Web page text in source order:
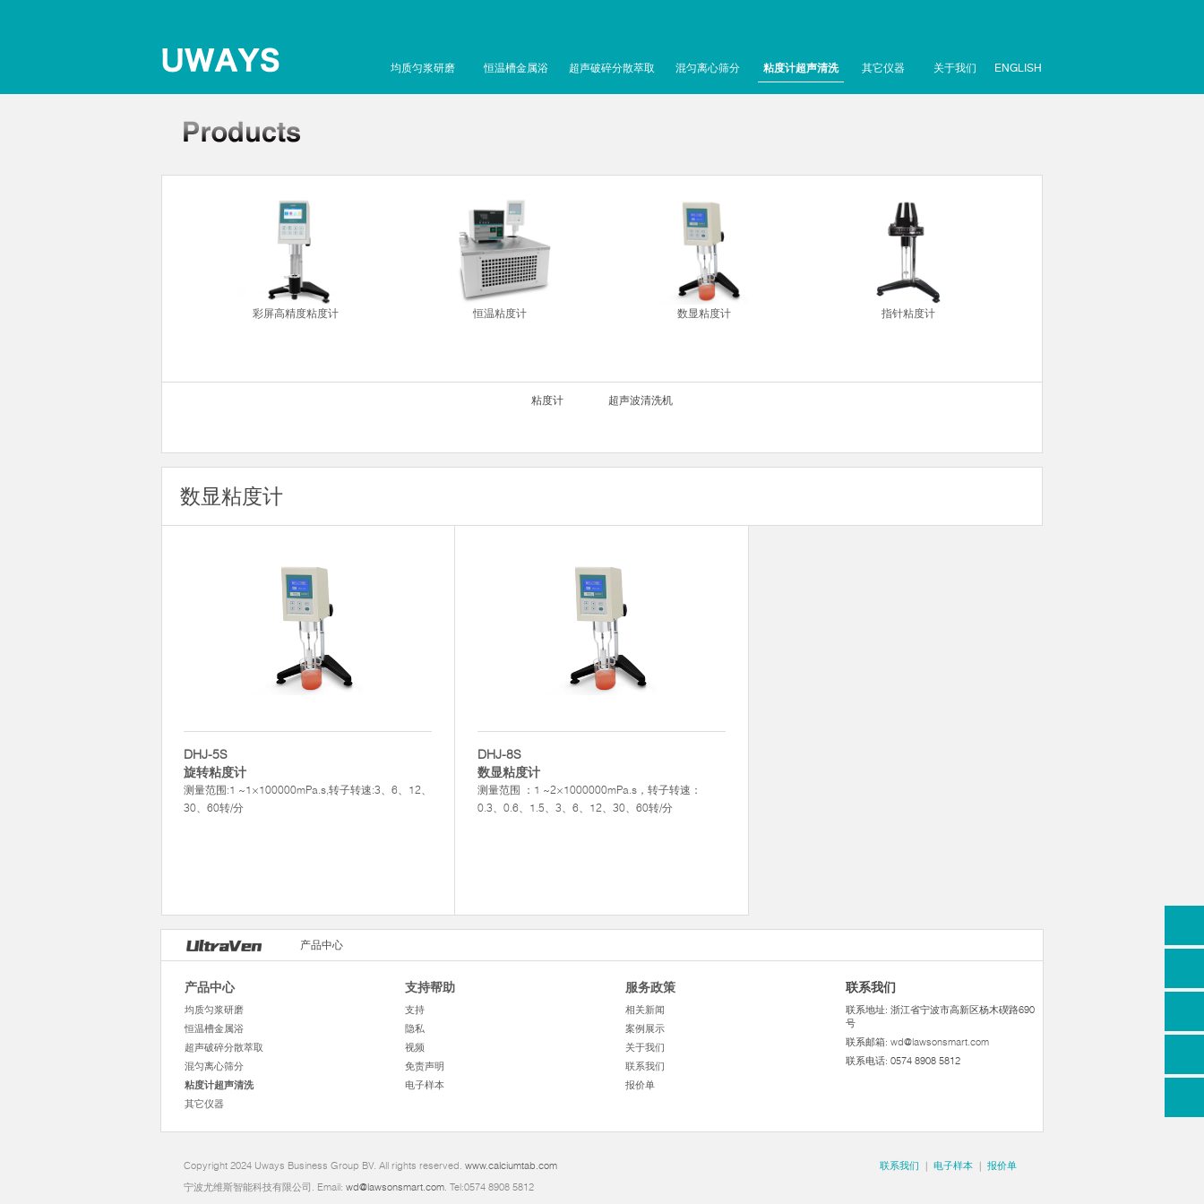
均质匀浆研磨 恒温槽金属浴 超声破碎分散萃取 混匀离心筛分 粘度计超声清洗 其它仪器 关于我们 ENGLISH
彩屏高精度粘度计 恒温粘度计 数显粘度计 指针粘度计
粘度计 超声波清洗机
数显粘度计
DHJ-5S
旋转粘度计
测量范围:1 ~1×100000mPa.s,转子转速:3、6、12、
30、60转/分
DHJ-8S
数显粘度计
测量范围 ：1 ~2×1000000mPa.s，转子转速：
0.3、0.6、1.5、3、6、12、30、60转/分
产品中心
产品中心
均质匀浆研磨
恒温槽金属浴
超声破碎分散萃取
混匀离心筛分
粘度计超声清洗
其它仪器
支持帮助
支持
隐私
视频
免责声明
电子样本
服务政策
相关新闻
案例展示
关于我们
联系我们
报价单
联系我们
联系地址: 浙江省宁波市高新区杨木碶路690
号
联系邮箱: wd@lawsonsmart.com
联系电话: 0574 8908 5812
Copyright 2024 Uways Business Group BV. All rights reserved. www.calciumtab.com
宁波尤维斯智能科技有限公司. Email: wd@lawsonsmart.com. Tel:0574 8908 5812
联系我们 | 电子样本 | 报价单